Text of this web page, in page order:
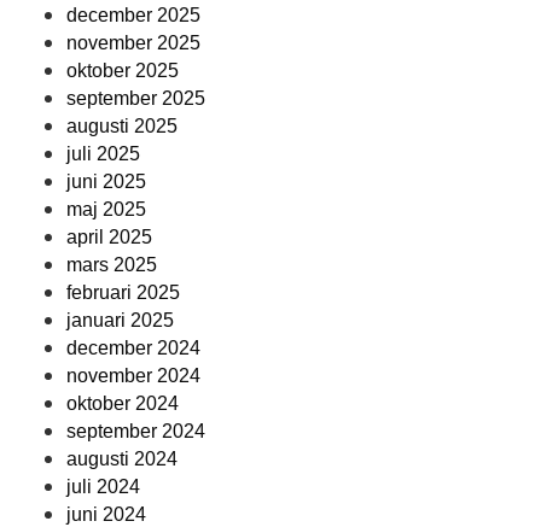
december 2025
november 2025
oktober 2025
september 2025
augusti 2025
juli 2025
juni 2025
maj 2025
april 2025
mars 2025
februari 2025
januari 2025
december 2024
november 2024
oktober 2024
september 2024
augusti 2024
juli 2024
juni 2024